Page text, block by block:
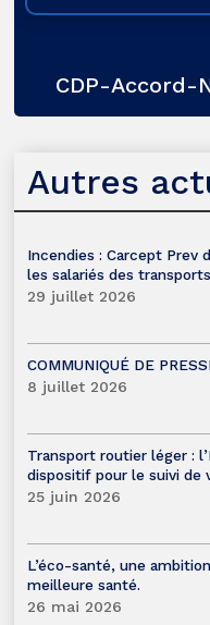
CDP-Accord-
Autres
Incendies : Carcept Prev
les salariés des transports
29 juillet 2026
COMMUNIQUÉ DE
8 juillet 2026
Transport routier léger :
dispositif pour le suivi de
25 juin 2026
L’éco-santé, une
meilleure santé.
26 mai 2026